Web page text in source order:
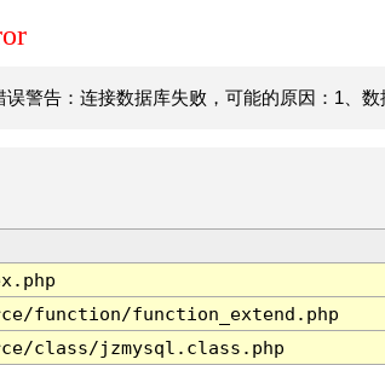
误警告：连接数据库失败，可能的原因：1、数
function/function_extend.php
class/jzmysql.class.php